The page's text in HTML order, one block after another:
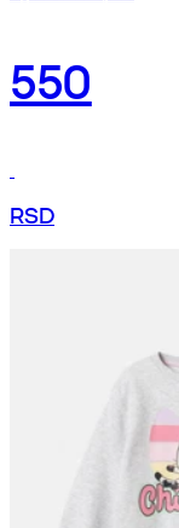
550
RSD